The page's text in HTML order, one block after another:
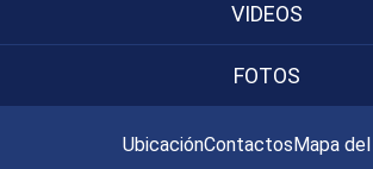
VIDEOS
FOTOS
UbicaciónContactosMapa